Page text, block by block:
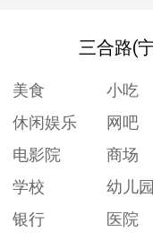
三合路(
美食 小吃
休闲娱乐
网吧
电影院
商场
学校
幼儿园
银行
医院